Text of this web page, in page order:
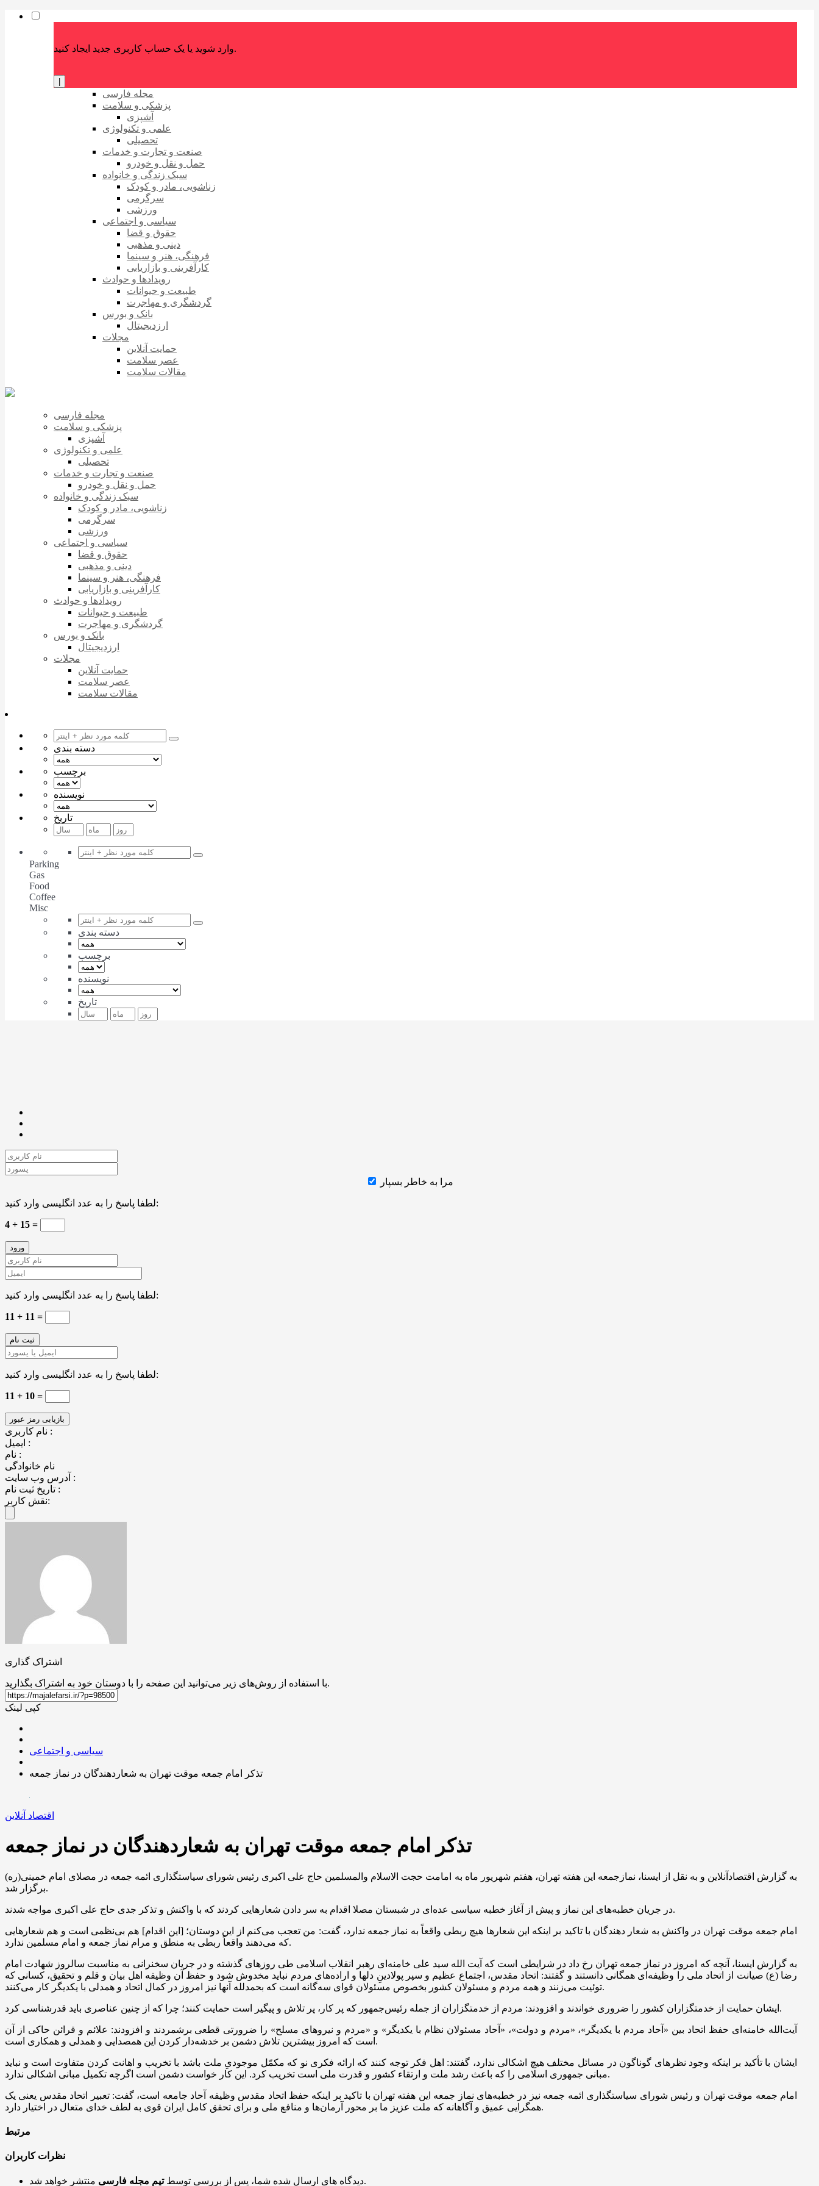
وارد شوید یا یک حساب کاربری جدید ایجاد کنید.
مجله فارسی
پزشکی و سلامت
آشپزی
علمی و تکنولوژی
تحصیلی
صنعت و تجارت و خدمات
حمل و نقل و خودرو
سبک زندگی و خانواده
زناشویی، مادر و کودک
سرگرمی
ورزشی
سیاسی و اجتماعی
حقوق و قضا
دینی و مذهبی
فرهنگی، هنر و سینما
کارآفرینی و بازاریابی
رویدادها و حوادث
طبیعت و حیوانات
گردشگری و مهاجرت
بانک و بورس
ارزدیجیتال
مجلات
حمایت آنلاین
عصر سلامت
مقالات سلامت
مجله فارسی
پزشکی و سلامت
آشپزی
علمی و تکنولوژی
تحصیلی
صنعت و تجارت و خدمات
حمل و نقل و خودرو
سبک زندگی و خانواده
زناشویی، مادر و کودک
سرگرمی
ورزشی
سیاسی و اجتماعی
حقوق و قضا
دینی و مذهبی
فرهنگی، هنر و سینما
کارآفرینی و بازاریابی
رویدادها و حوادث
طبیعت و حیوانات
گردشگری و مهاجرت
بانک و بورس
ارزدیجیتال
مجلات
حمایت آنلاین
عصر سلامت
مقالات سلامت
دسته بندی
برچسب
نویسنده
تاریخ
Parking
Gas
Food
Coffee
Misc
دسته بندی
برچسب
نویسنده
تاریخ
مرا به خاطر بسپار
لطفا پاسخ را به عدد انگلیسی وارد کنید:
4 + 15 =
لطفا پاسخ را به عدد انگلیسی وارد کنید:
11 + 11 =
لطفا پاسخ را به عدد انگلیسی وارد کنید:
11 + 10 =
نام کاربری :
ایمیل :
نام :
نام خانوادگی
آدرس وب سایت :
تاریخ ثبت نام :
نقش کاربر:
اشتراک گذاری
با استفاده از روش‌های زیر می‌توانید این صفحه را با دوستان خود به اشتراک بگذارید.
کپی لینک
سیاسی و اجتماعی
تذکر امام جمعه موقت تهران به شعاردهندگان در نماز جمعه
اقتصاد آنلاین
تذکر امام جمعه موقت تهران به شعاردهندگان در نماز جمعه
به گزارش اقتصادآنلاین و به نقل از ایسنا، نمازجمعه این هفته تهران، هفتم شهریور ماه به امامت حجت الاسلام والمسلمین حاج علی اکبری رئیس شورای سیاستگذاری ائمه جمعه در مصلای امام خمینی(ره)
برگزار شد.
در جریان خطبه‌های این نماز و پیش از آغاز خطبه سیاسی عده‌ای در شبستان مصلا اقدام به سر دادن شعارهایی کردند که با واکنش و تذکر جدی حاج علی اکبری مواجه شدند.
امام جمعه موقت تهران در واکنش به شعار دهندگان با تاکید بر اینکه این شعارها هیچ ربطی واقعاً به نماز جمعه ندارد، گفت: من تعجب می‌کنم از این دوستان؛ [این اقدام] هم بی‌نظمی است و هم شعارهایی
که می‌دهند واقعاً ربطی به منطق و مرام نماز جمعه و امام مسلمین ندارد.
به گزارش ایسنا، آنچه که امروز در نماز جمعه تهران رخ داد در شرایطی است که آیت الله سید علی خامنه‌ای رهبر انقلاب اسلامی طی روزهای گذشته و در جریان سخنرانی به مناسبت سالروز شهادت امام
رضا (ع) صیانت از اتحاد ملی را وظیفه‌ای همگانی دانستند و گفتند: اتحاد مقدس، اجتماع عظیم و سپر پولادینِ دلها و اراده‌های مردم نباید مخدوش شود و حفظ آن وظیفه اهل بیان و قلم و تحقیق، کسانی که
توئیت می‌زنند و همه مردم و مسئولان کشور بخصوص مسئولان قوای سه‌گانه است که بحمدلله آنها نیز امروز در کمال اتحاد و همدلی با یکدیگر کار می‌کنند.
ایشان حمایت از خدمتگزاران کشور را ضروری خواندند و افزودند: مردم از خدمتگزاران از جمله رئیس‌جمهور که پر کار، پر تلاش و پیگیر است حمایت کنند؛ چرا که از چنین عناصری باید قدرشناسی کرد.
آیت‌الله خامنه‌ای حفظ اتحاد بین «آحاد مردم با یکدیگر»، «مردم و دولت»، «آحاد مسئولان نظام با یکدیگر» و «مردم و نیروهای مسلح» را ضرورتی قطعی برشمردند و افزودند: علائم و قرائن حاکی از آن
است که امروز بیشترین تلاش دشمن بر خدشه‌دار کردن این همصدایی و همدلی و همکاری است.
ایشان با تأکید بر اینکه وجود نظرهای گوناگون در مسائل مختلف هیچ اشکالی ندارد، گفتند: اهل فکر توجه کنند که ارائه فکری نو که مکمّل موجودیِ ملت باشد با تخریب و اهانت کردن متفاوت است و نباید
مبانی جمهوری اسلامی را که باعث رشد ملت و ارتقاء کشور و قدرت ملی است تخریب کرد. این کار خواست دشمن است اگرچه تکمیل مبانی اشکالی ندارد.
امام جمعه موقت تهران و رئیس شورای سیاستگذاری ائمه جمعه نیز در خطبه‌های نماز جمعه این هفته تهران با تاکید بر اینکه حفظ اتحاد مقدس وظیفه آحاد جامعه است، گفت: تعبیر اتحاد مقدس یعنی یک
همگرایی عمیق و آگاهانه که ملت عزیز ما بر محور آرمان‌ها و منافع ملی و برای تحقق کامل ایران قوی به لطف خدای متعال در اختیار دارد.
مرتبط
نظرات کاربران
دیدگاه های ارسال شده شما، پس از بررسی توسطتیم مجله فارسی منتشر خواهد شد.